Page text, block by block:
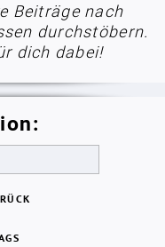
Beiträge nach
durchstöbern.
dich dabei!